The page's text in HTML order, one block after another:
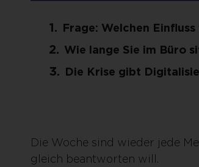
Frage: Welchen
Wie lange Sie im Büro
Die Krise gibt
Die Woche sind wieder jede
gleich beantworten will.